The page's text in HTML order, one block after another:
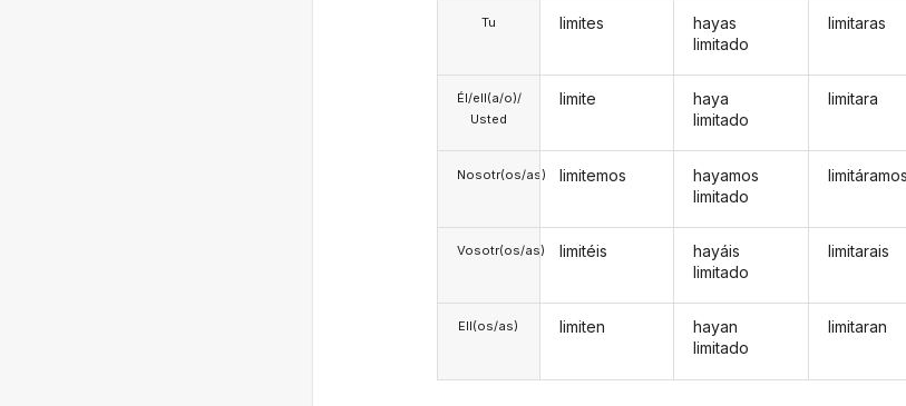
Tu
Él/ell(a/o)/
Usted
Nosotr(os/as)
Vosotr(os/as)
Ell(os/as)
limites
limite
limitemos
limitéis
limiten
hayas
limitado
haya
limitado
hayamos
limitado
hayáis
limitado
hayan
limitado
limitaras
limitara
limitáramos
limitarais
limitaran